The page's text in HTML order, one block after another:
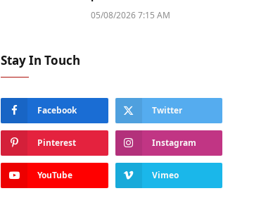
05/08/2026 7:15 AM
Stay In Touch
Facebook Twitter
Pinterest Instagram
YouTube Vimeo